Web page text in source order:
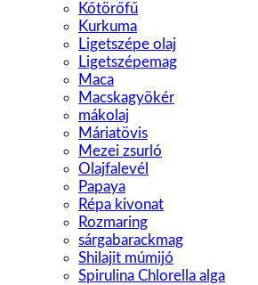
Kőtörőfű
Kurkuma
Ligetszépe olaj
Ligetszépemag
Maca
Macskagyökér
mákolaj
Máriatövis
Mezei zsurló
Olajfalevél
Papaya
Répa kivonat
Rozmaring
sárgabarackmag
Shilajit múmijó
Spirulina Chlorella alga